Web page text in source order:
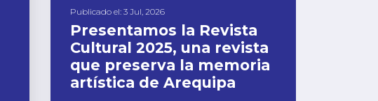
Publicado el: 3 Jul, 2026
Presentamos la Revista
Cultural 2025, una revista
que preserva la memoria
artística de Arequipa